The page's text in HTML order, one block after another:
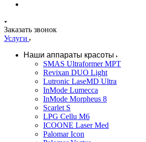
Заказать звонок
Услуги
Наши аппараты красоты
SMAS Ultraformer MPT
Revixan DUO Light
Lutronic LaseMD Ultra
InMode Lumecca
InMode Morpheus 8
Scarlet S
LPG Cellu M6
ICOONE Laser Med
Palomar Icon